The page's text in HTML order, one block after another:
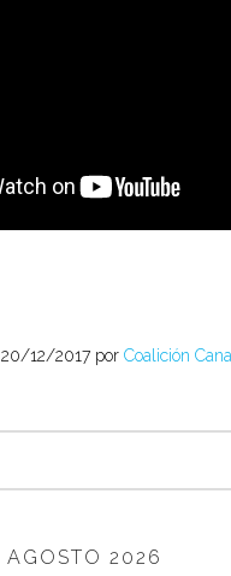
12/2017 por Coalición
AGOSTO 2026